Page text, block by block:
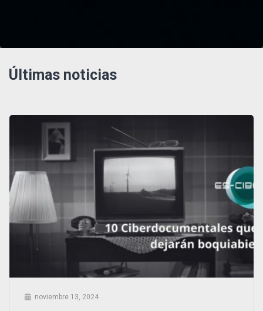
Últimas noticias
noviembre 13, 2024